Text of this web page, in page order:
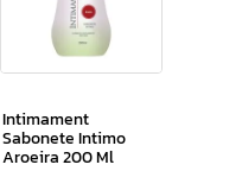
Intimament
Sabonete Intimo
Aroeira 200 Ml